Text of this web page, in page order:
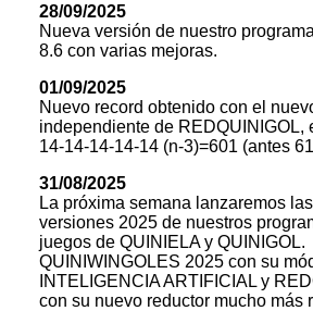
28/09/2025
Nueva versión de nuestro
8.6 con varias mejoras.
01/09/2025
Nuevo record obtenido con el
independiente de REDQUINIGOL,
14-14-14-14-14 (n-3)=601 (antes
31/08/2025
La próxima semana lanzaremos
versiones 2025 de nuestros
juegos de QUINIELA y QUINIGOL.
QUINIWINGOLES 2025 con su
INTELIGENCIA ARTIFICIAL y
con su nuevo reductor mucho más